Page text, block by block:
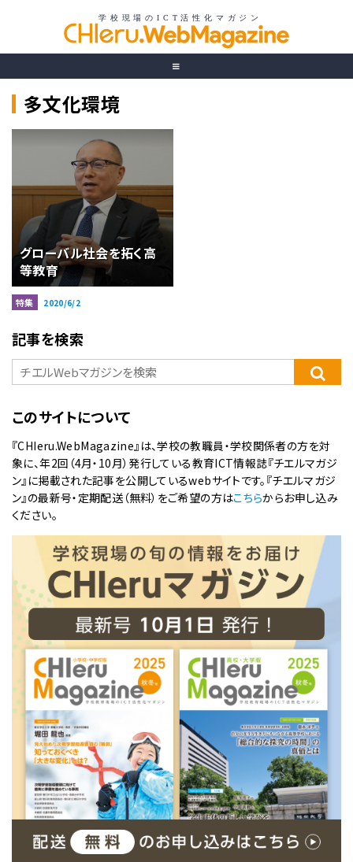
多文化環境
グローバル社会を拓く高
等教育
特集 2020/6/2
記事を検索
このサイトについて
『CHIeru.WebMagazine』は、学校の教職員・学校関係者の方を対
象に、年2回（4月・10月）発行している教育ICT情報誌『チエルマガジ
ン』に掲載された記事を公開しているwebサイトです。『チエルマガジ
ン』の最新号・定期配送（無料）をご希望の方はこちらからお申し込み
ください。